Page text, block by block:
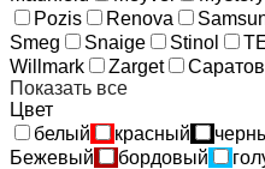
Pozis
Renova
Smeg
Snaige Stinol
Willmark
Zarget
Саратов
Показать все
Цвет
белый
красный
Бежевый
бордовый